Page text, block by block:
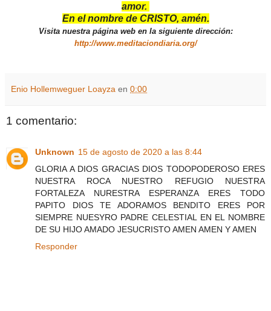
amor.
En el nombre de CRISTO, amén.
Visita nuestra página web en la siguiente dirección:
http://www.meditaciondiaria.org/
Enio Hollemweguer Loayza en 0:00
1 comentario:
Unknown 15 de agosto de 2020 a las 8:44
GLORIA A DIOS GRACIAS DIOS TODOPODEROSO ERES
NUESTRA ROCA NUESTRO REFUGIO NUESTRA
FORTALEZA NURESTRA ESPERANZA ERES TODO
PAPITO DIOS TE ADORAMOS BENDITO ERES POR
SIEMPRE NUESYRO PADRE CELESTIAL EN EL NOMBRE
DE SU HIJO AMADO JESUCRISTO AMEN AMEN Y AMEN
Responder